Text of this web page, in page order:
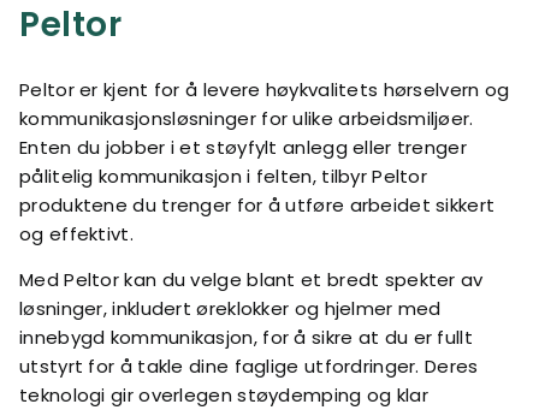
Peltor
Peltor er kjent for å levere høykvalitets hørselvern og
kommunikasjonsløsninger for ulike arbeidsmiljøer.
Enten du jobber i et støyfylt anlegg eller trenger
pålitelig kommunikasjon i felten, tilbyr Peltor
produktene du trenger for å utføre arbeidet sikkert
og effektivt.
Med Peltor kan du velge blant et bredt spekter av
løsninger, inkludert øreklokker og hjelmer med
innebygd kommunikasjon, for å sikre at du er fullt
utstyrt for å takle dine faglige utfordringer. Deres
teknologi gir overlegen støydemping og klar